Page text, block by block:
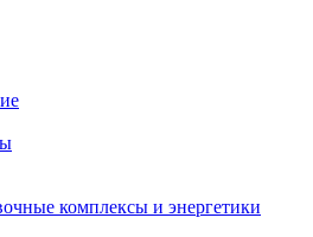
комплексы и энергетики